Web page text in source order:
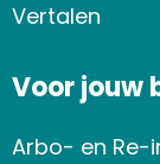
Vertalen
Voor jouw
Arbo- en Re-